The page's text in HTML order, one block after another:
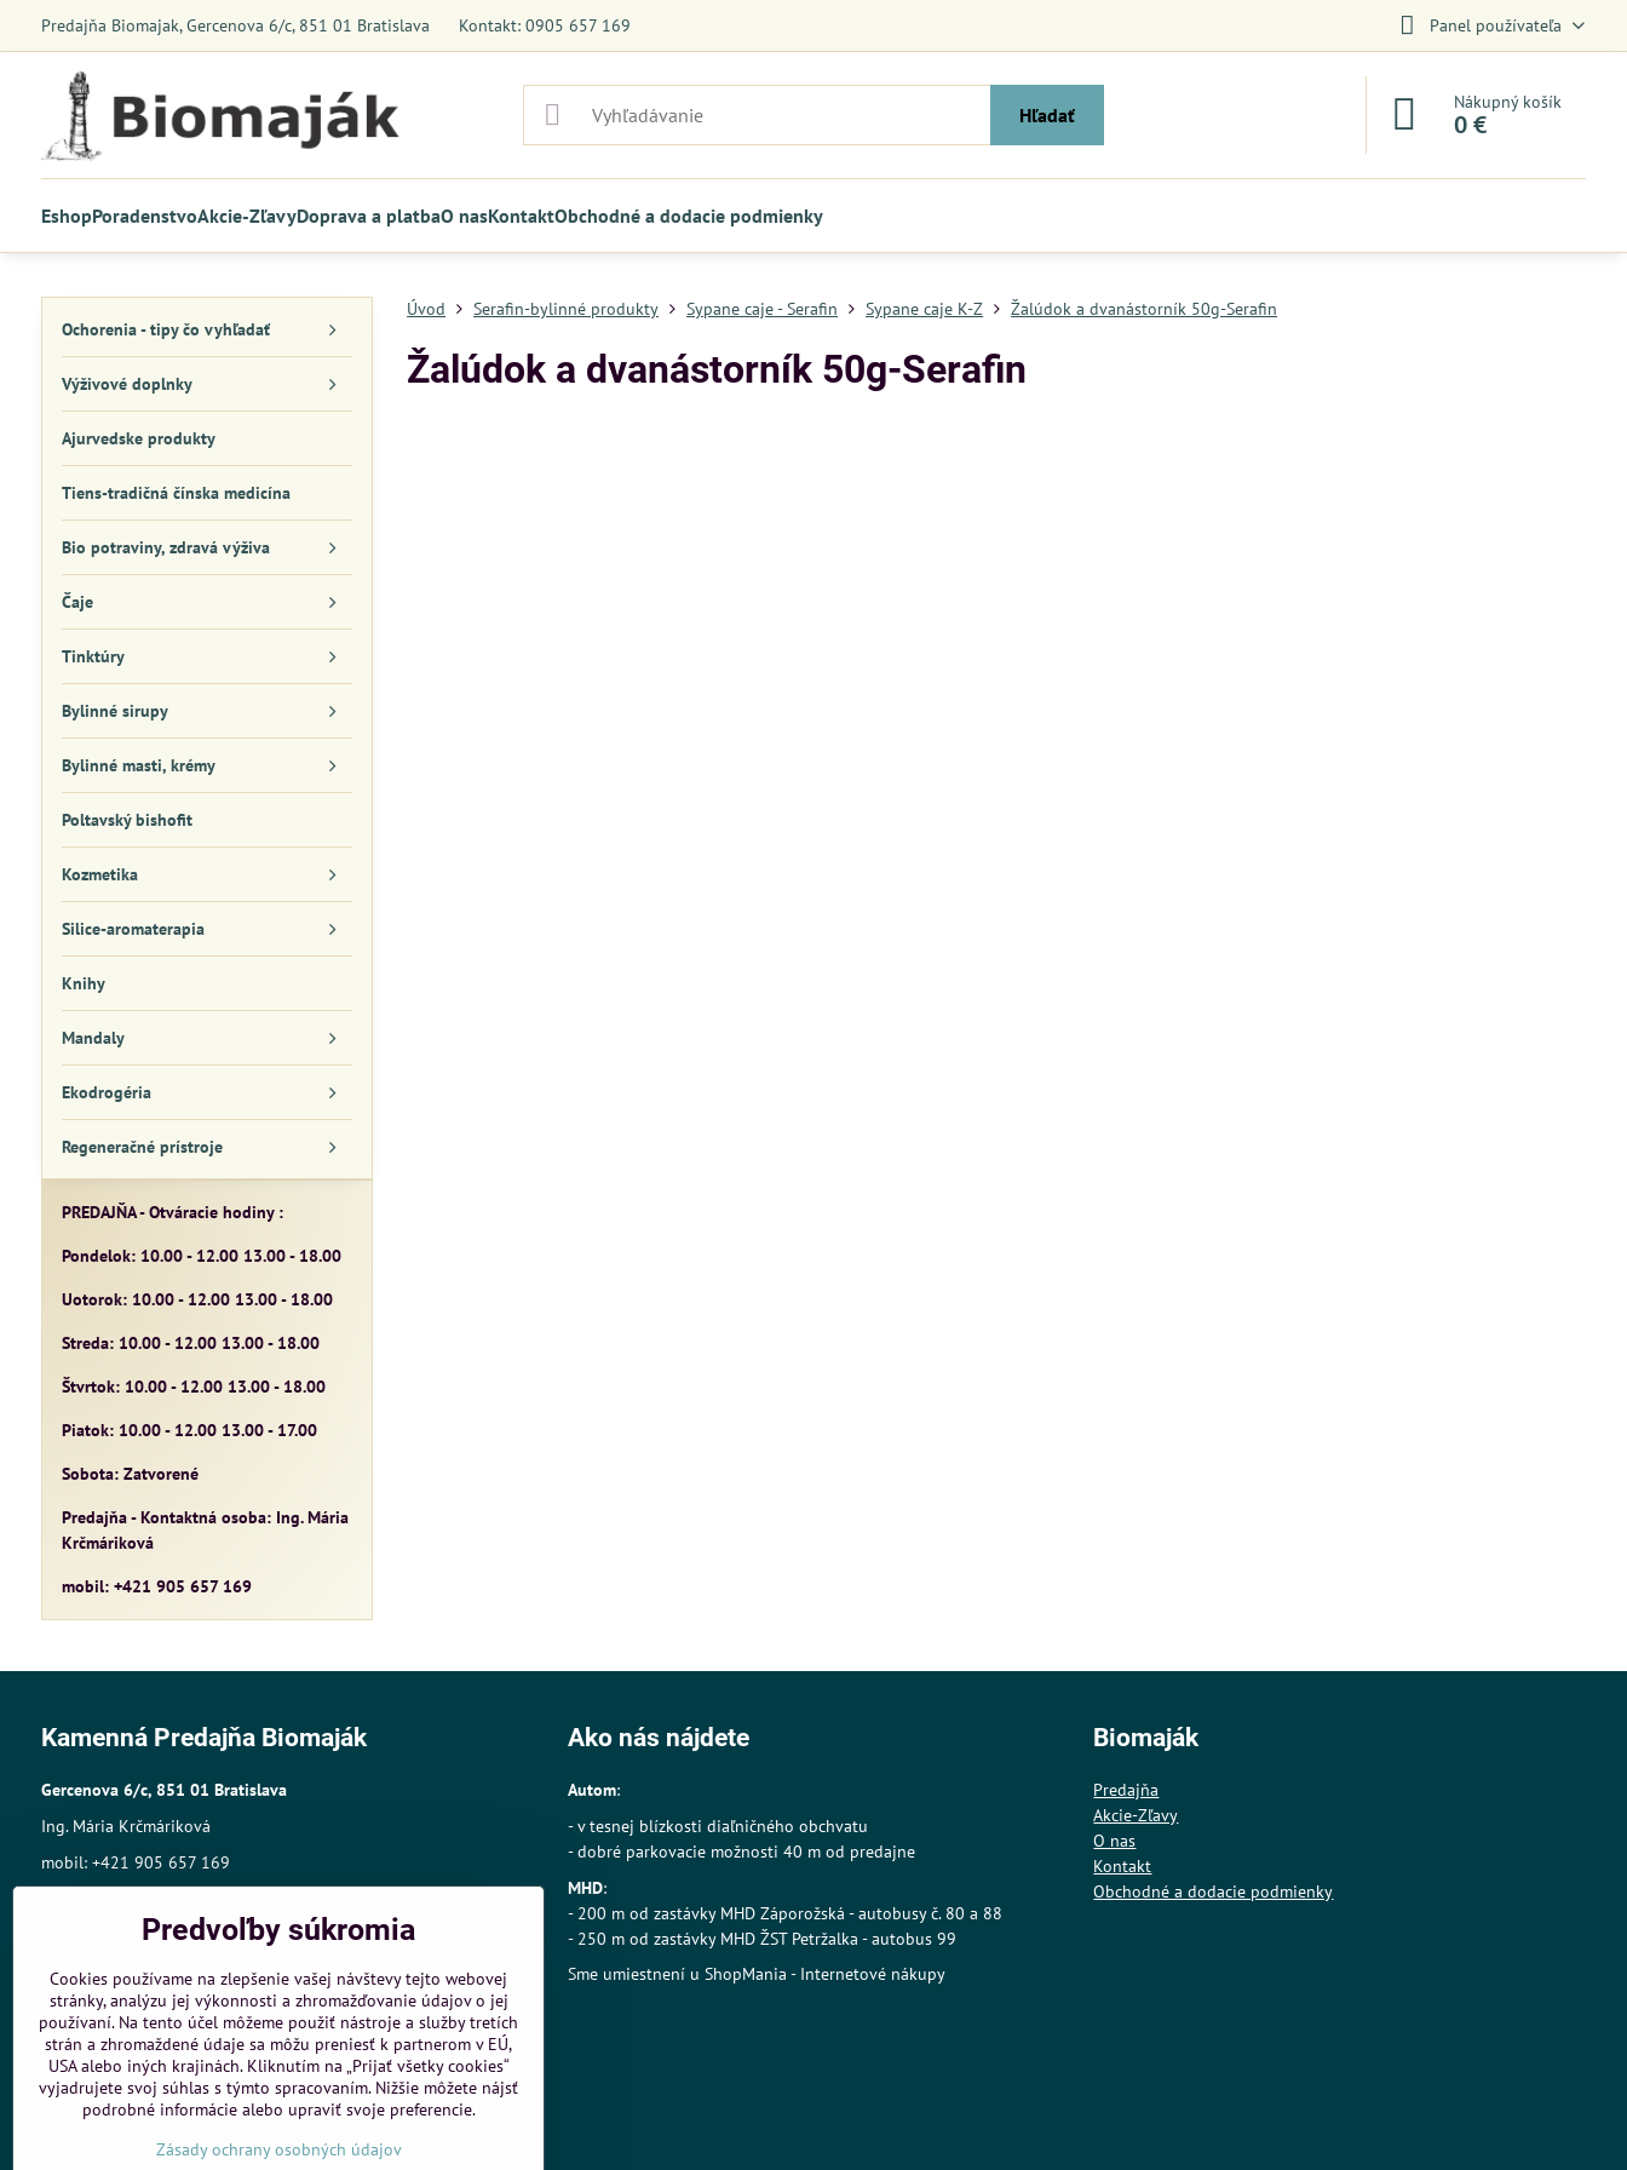
Predajňa Biomajak, Gercenova 6/c, 851 01 Bratislava Kontakt: 0905 657 169 Panel používateľa
Hľadať
Nákupný košík
0 €
EshopPoradenstvoAkcie-ZľavyDoprava a platbaO nasKontaktObchodné a dodacie podmienky
Úvod Serafin-bylinné produkty Sypane caje - Serafin Sypane caje K-Z Žalúdok a dvanástorník 50g-Serafin
Žalúdok a dvanástorník 50g-Serafin
Ochorenia - tipy čo vyhľadať
Výživové doplnky
Ajurvedske produkty
Tiens-tradičná čínska medicína
Bio potraviny, zdravá výživa
Čaje
Tinktúry
Bylinné sirupy
Bylinné masti, krémy
Poltavský bishofit
Kozmetika
Silice-aromaterapia
Knihy
Mandaly
Ekodrogéria
Regeneračné prístroje
PREDAJŇA - Otváracie hodiny :
Pondelok: 10.00 - 12.00 13.00 - 18.00
Uotorok: 10.00 - 12.00 13.00 - 18.00
Streda: 10.00 - 12.00 13.00 - 18.00
Štvrtok: 10.00 - 12.00 13.00 - 18.00
Piatok: 10.00 - 12.00 13.00 - 17.00
Sobota: Zatvorené
Predajňa - Kontaktná osoba: Ing. Mária
Krčmáriková
mobil: +421 905 657 169
Kamenná Predajňa Biomaják
Gercenova 6/c, 851 01 Bratislava
Ing. Mária Krčmáriková
mobil: +421 905 657 169
Sídlo: A.Gwerkovej 19, 851 04 Bratislava
IČO: 33768609,
IČ DPH:SK1025421980
Živnost.register č.:105-10848
Objednávky
Stav objednávky
Ako nás nájdete
Autom:
- v tesnej blízkosti diaľničného obchvatu
- dobré parkovacie možnosti 40 m od predajne
MHD:
- 200 m od zastávky MHD Záporožská - autobusy č. 80 a 88
- 250 m od zastávky MHD ŽST Petržalka - autobus 99
Sme umiestnení u ShopMania - Internetové nákupy
Biomaják
Predajňa
Akcie-Zľavy
O nas
Kontakt
Obchodné a dodacie podmienky
Predvoľby súkromia
Cookies používame na zlepšenie vašej návštevy tejto webovej
stránky, analýzu jej výkonnosti a zhromažďovanie údajov o jej
používaní. Na tento účel môžeme použiť nástroje a služby tretích
strán a zhromaždené údaje sa môžu preniesť k partnerom v EÚ,
USA alebo iných krajinách. Kliknutím na „Prijať všetky cookies“
vyjadrujete svoj súhlas s týmto spracovaním. Nižšie môžete nájsť
podrobné informácie alebo upraviť svoje preferencie.
Zásady ochrany osobných údajov